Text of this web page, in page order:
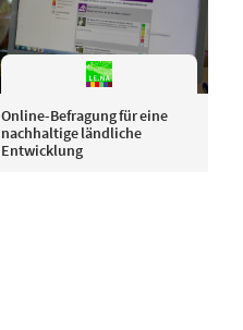
Online-Befragung für eine
nachhaltige ländliche
Entwicklung